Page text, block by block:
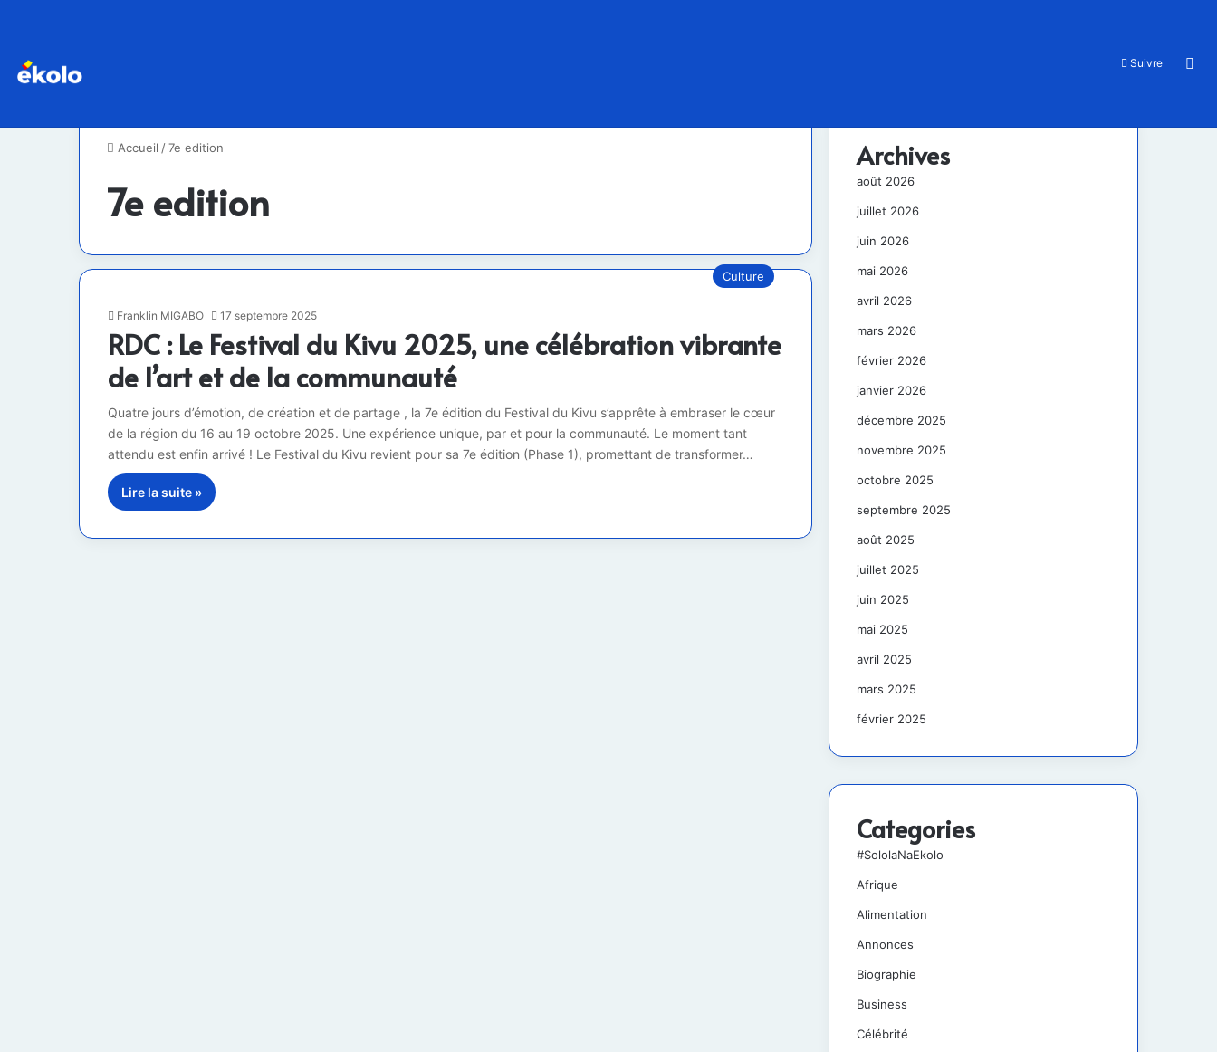
Suivre
Accueil /7e edition
7e edition
Culture
Franklin MIGABO 17 septembre 2025
RDC : Le Festival du Kivu 2025, une célébration vibrante
de l’art et de la communauté
Quatre jours d’émotion, de création et de partage , la 7e édition du Festival du Kivu s’apprête à embraser le cœur
de la région du 16 au 19 octobre 2025. Une expérience unique, par et pour la communauté. Le moment tant
attendu est enfin arrivé ! Le Festival du Kivu revient pour sa 7e édition (Phase 1), promettant de transformer…
Lire la suite »
Archives
août 2026
juillet 2026
juin 2026
mai 2026
avril 2026
mars 2026
février 2026
janvier 2026
décembre 2025
novembre 2025
octobre 2025
septembre 2025
août 2025
juillet 2025
juin 2025
mai 2025
avril 2025
mars 2025
février 2025
Categories
#SololaNaEkolo
Afrique
Alimentation
Annonces
Biographie
Business
Célébrité